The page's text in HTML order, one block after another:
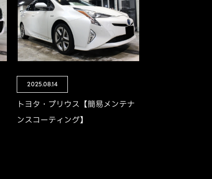
2025.08.14
トヨタ・プリウス【簡易メンテナ
ンスコーティング】